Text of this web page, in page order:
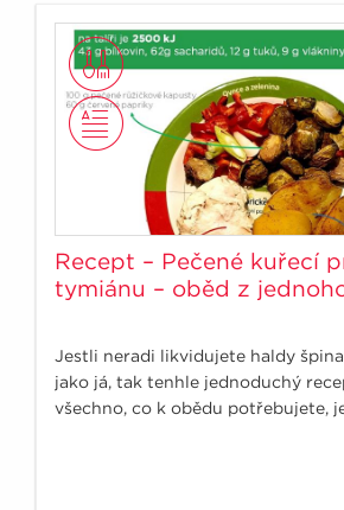
Recept – Pečené kuřecí
tymiánu – oběd z
Jestli neradi likvidujete haldy
jako já, tak tenhle jednoduchý
všechno, co k obědu potřebujete,